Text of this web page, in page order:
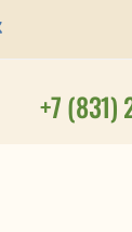
+7 (831)